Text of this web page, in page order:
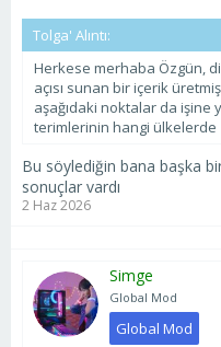
Tolga' Alıntı:
Herkese merhaba Özgün,
açısı sunan bir içerik
aşağıdaki noktalar da işine
terimlerinin hangi ülkelerde
Bu söylediğin bana başka
sonuçlar vardı
2 Haz 2026
Simge
Global Mod
Global Mod